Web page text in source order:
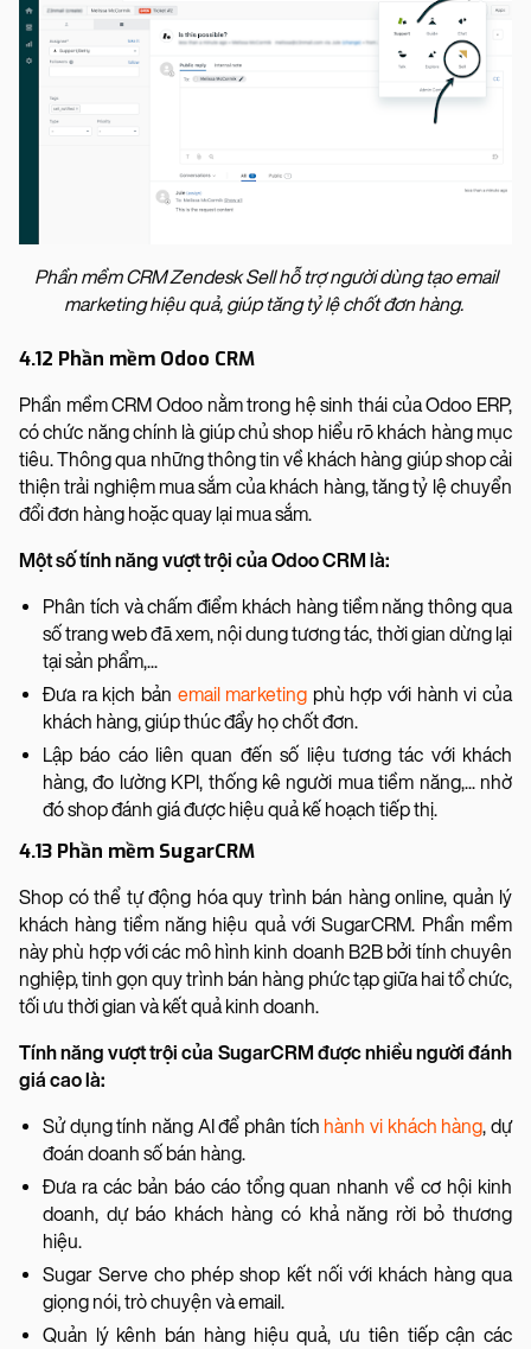
Phần mềm CRM Zendesk Sell hỗ trợ người dùng tạo email
marketing hiệu quả, giúp tăng tỷ lệ chốt đơn hàng.
4.12 Phần mềm Odoo CRM
Phần mềm CRM Odoo nằm trong hệ sinh thái của Odoo ERP,
có chức năng chính là giúp chủ shop hiểu rõ khách hàng mục
tiêu. Thông qua những thông tin về khách hàng giúp shop cải
thiện trải nghiệm mua sắm của khách hàng, tăng tỷ lệ chuyển
đổi đơn hàng hoặc quay lại mua sắm.
Một số tính năng vượt trội của Odoo CRM là:
Phân tích và chấm điểm khách hàng tiềm năng thông qua
số trang web đã xem, nội dung tương tác, thời gian dừng lại
tại sản phẩm,...
Đưa ra kịch bản email marketing phù hợp với hành vi của
khách hàng, giúp thúc đẩy họ chốt đơn.
Lập báo cáo liên quan đến số liệu tương tác với khách
hàng, đo lường KPI, thống kê người mua tiềm năng,... nhờ
đó shop đánh giá được hiệu quả kế hoạch tiếp thị.
4.13 Phần mềm SugarCRM
Shop có thể tự động hóa quy trình bán hàng online, quản lý
khách hàng tiềm năng hiệu quả với SugarCRM. Phần mềm
này phù hợp với các mô hình kinh doanh B2B bởi tính chuyên
nghiệp, tinh gọn quy trình bán hàng phức tạp giữa hai tổ chức,
tối ưu thời gian và kết quả kinh doanh.
Tính năng vượt trội của SugarCRM được nhiều người đánh
giá cao là:
Sử dụng tính năng AI để phân tích hành vi khách hàng, dự
đoán doanh số bán hàng.
Đưa ra các bản báo cáo tổng quan nhanh về cơ hội kinh
doanh, dự báo khách hàng có khả năng rời bỏ thương
hiệu.
Sugar Serve cho phép shop kết nối với khách hàng qua
giọng nói, trò chuyện và email.
Quản lý kênh bán hàng hiệu quả, ưu tiên tiếp cận các